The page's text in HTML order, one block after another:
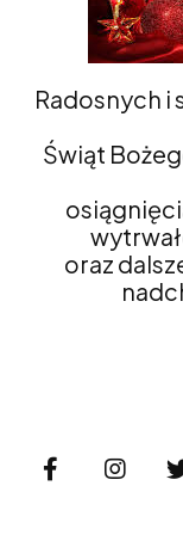
Radosnych i
Świąt
oraz